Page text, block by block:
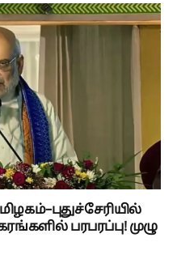
பரபரப்பு! முழு